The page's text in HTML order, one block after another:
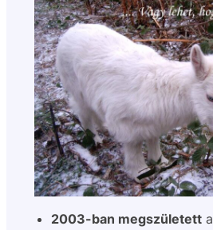
2003-ban megszületett a